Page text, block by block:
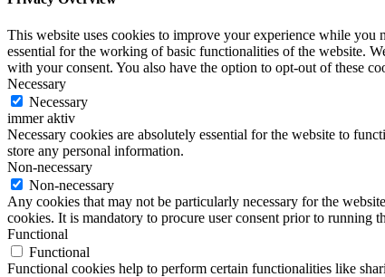
This website uses cookies to improve your experience while you
essential for the working of basic functionalities of the website.
with your consent. You also have the option to opt-out of these
Necessary
Necessary
immer aktiv
Necessary cookies are absolutely essential for the website to
store any personal information.
Non-necessary
Non-necessary
Any cookies that may not be particularly necessary for the
cookies. It is mandatory to procure user consent prior to running
Functional
Functional
Functional cookies help to perform certain functionalities like